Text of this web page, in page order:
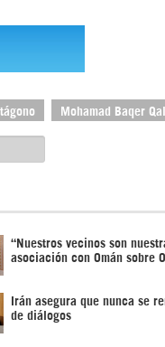
Mohamad Baqer
“Nuestros vecinos son
asociación con Omán sobre
Irán asegura que nunca se
de diálogos